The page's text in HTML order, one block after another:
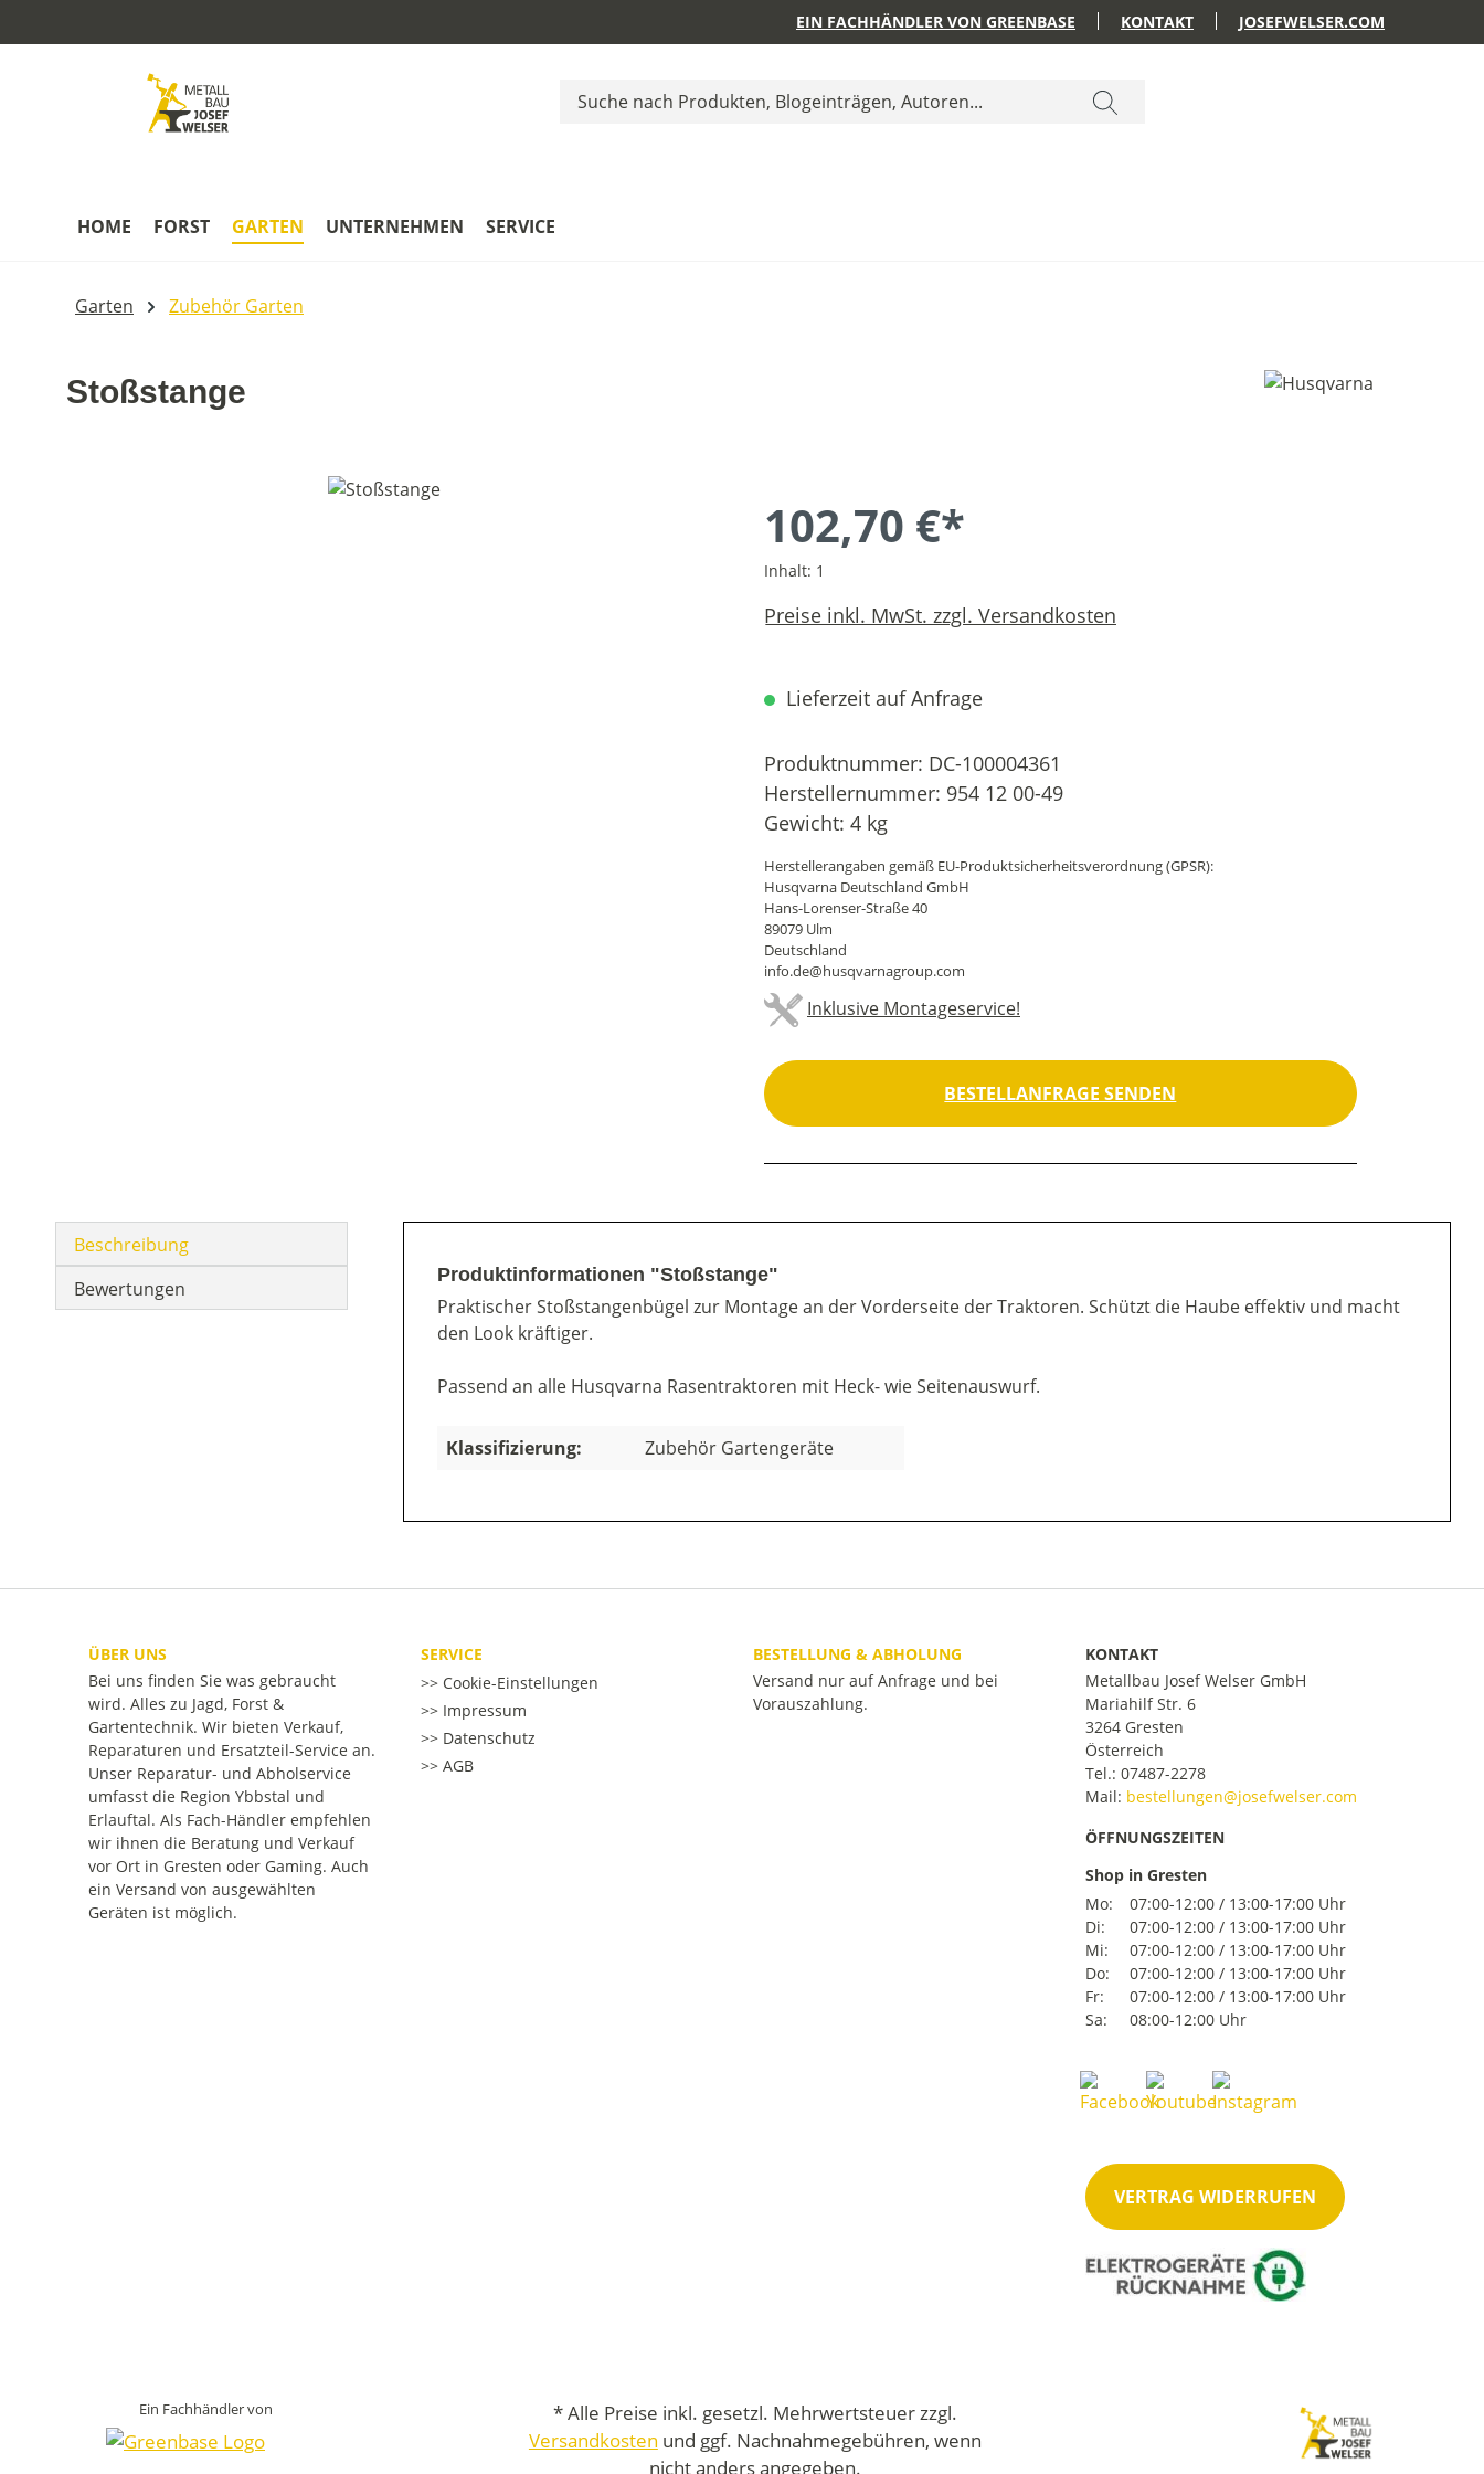
EIN FACHHÄNDLER VON GREENBASE KONTAKT JOSEFWELSER.COM
HOME FORST GARTEN UNTERNEHMEN SERVICE
Garten Zubehör Garten
Stoßstange
102,70 €*
Inhalt: 1
Preise inkl. MwSt. zzgl. Versandkosten
Lieferzeit auf Anfrage
Produktnummer: DC-100004361
Herstellernummer: 954 12 00-49
Gewicht: 4 kg
Herstellerangaben gemäß EU-Produktsicherheitsverordnung (GPSR):
Husqvarna Deutschland GmbH
Hans-Lorenser-Straße 40
89079 Ulm
Deutschland
info.de@husqvarnagroup.com
Inklusive Montageservice!
BESTELLANFRAGE SENDEN
Beschreibung
Bewertungen
Produktinformationen "Stoßstange"
Praktischer Stoßstangenbügel zur Montage an der Vorderseite der Traktoren. Schützt die Haube effektiv und macht
den Look kräftiger.
Passend an alle Husqvarna Rasentraktoren mit Heck- wie Seitenauswurf.
Klassifizierung: Zubehör Gartengeräte
ÜBER UNS
Bei uns finden Sie was gebraucht
wird. Alles zu Jagd, Forst &
Gartentechnik. Wir bieten Verkauf,
Reparaturen und Ersatzteil-Service an.
Unser Reparatur- und Abholservice
umfasst die Region Ybbstal und
Erlauftal. Als Fach-Händler empfehlen
wir ihnen die Beratung und Verkauf
vor Ort in Gresten oder Gaming. Auch
ein Versand von ausgewählten
Geräten ist möglich.
SERVICE
Cookie-Einstellungen
Impressum
Datenschutz
AGB
BESTELLUNG & ABHOLUNG
Versand nur auf Anfrage und bei
Vorauszahlung.
KONTAKT
Metallbau Josef Welser GmbH
Mariahilf Str. 6
3264 Gresten
Österreich
Tel.: 07487-2278
Mail:
ÖFFNUNGSZEITEN
Shop in Gresten
Mo:
07:00-12:00 / 13:00-17:00 Uhr
Di:
07:00-12:00 / 13:00-17:00 Uhr
Mi:
07:00-12:00 / 13:00-17:00 Uhr
Do:
07:00-12:00 / 13:00-17:00 Uhr
Fr:
07:00-12:00 / 13:00-17:00 Uhr
Sa:
08:00-12:00 Uhr
VERTRAG WIDERRUFEN
Ein Fachhändler von
* Alle Preise inkl. gesetzl. Mehrwertsteuer zzgl.
Versandkosten und ggf. Nachnahmegebühren, wenn
nicht anders angegeben.